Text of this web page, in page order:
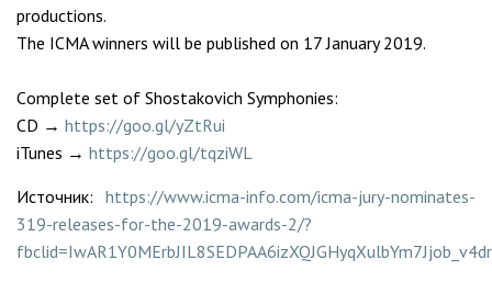
productions.
The ICMA winners will be published on 17 January 2019.
Сomplete set of Shostakovich Symphonies:
CD → https://goo.gl/yZtRui
iTunes → https://goo.gl/tqziWL
Источник: https://www.icma-info.com/icma-jury-nominates-
319-releases-for-the-2019-awards-2/?